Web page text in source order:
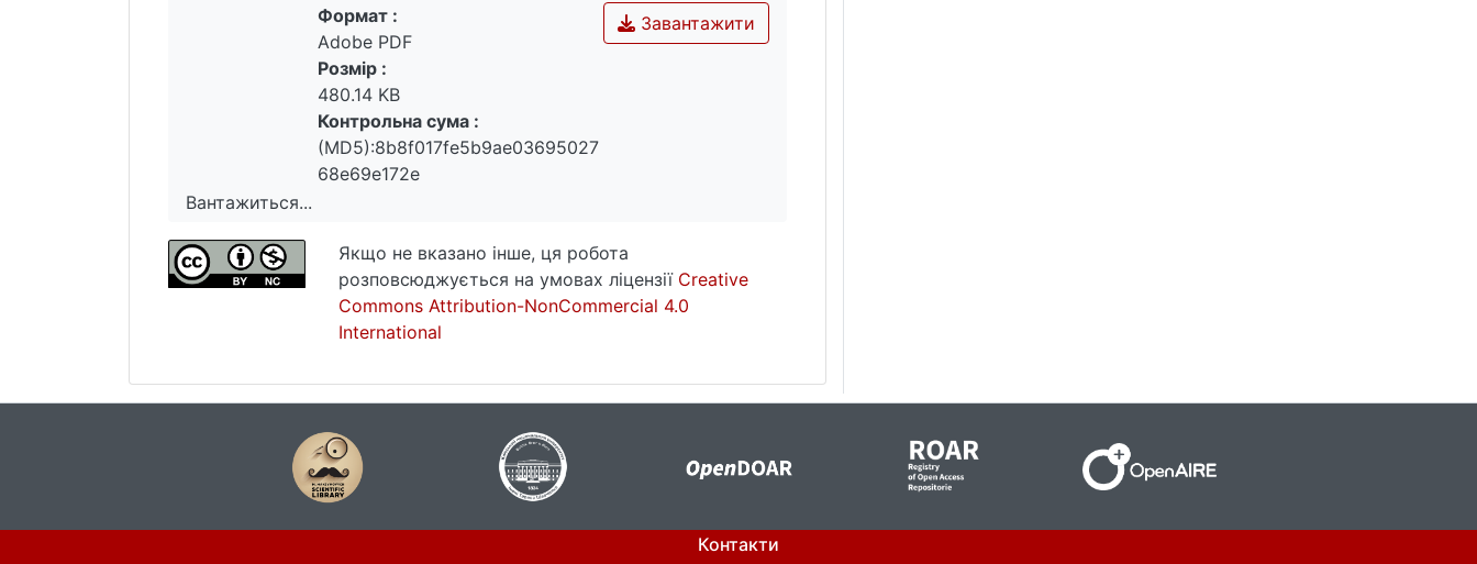
Вантажиться...
Вантажиться...
Завантажити
Формат :
Adobe PDF
Розмір :
480.14 KB
Контрольна сума :
(MD5):8b8f017fe5b9ae03695027
68e69e172e
Якщо не вказано інше, ця робота
розповсюджується на умовах ліцензії Creative
Commons Attribution-NonCommercial 4.0
International
Контакти